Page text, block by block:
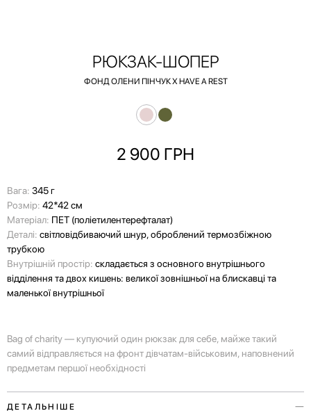
РЮКЗАК-ШОПЕР
ФОНД ОЛЕНИ ПІНЧУК Х HAVE A REST
2 900 ГРН
Вага: 345 г
Розмір: 42*42 см
Матеріал: ПЕТ (поліетилентерефталат)
Деталі: світловідбиваючий шнур, оброблений термозбіжною
трубкою
Внутрішній простір: складається з основного внутрішнього
відділення та двох кишень: великої зовнішньої на блискавці та
маленької внутрішньої
Bag of charity — купуючий один рюкзак для себе, майже такий
самий відправляється на фронт дівчатам-військовим, наповнений
предметам першої необхідності
ДЕТАЛЬНІШЕ